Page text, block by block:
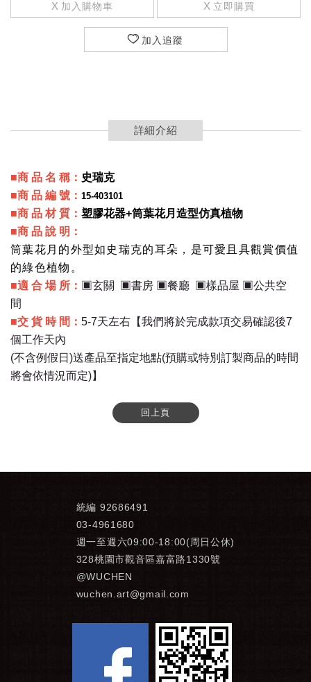
加入購物車 立即購買
加入追蹤
詳細介紹
■商 品 名 稱 ： 史瑞克
■商 品 編 號 ： 15-403101
■商 品 材 質 ： 塑膠花器+筒葉花月造型仿真植物
■商 品 說 明 ：
筒葉花月的外型如史瑞克的耳朵，是可愛且具觀賞價值
的綠色植物。
■適 合 場 所 ： ▣玄關 ▣書房 ▣餐廳 ▣樣品屋 ▣公共空
間
■交 貨 時 間 ： 5-7天左右【我們將於完成款項交易確認後7
個工作天內
(不含例假日)送產品至指定地點(預購或特別訂製商品的時間
將會依情況而定)】
回上頁
統編 92686491
03-4961680
週一至週六09:00-18:00(周日公休)
328桃園市觀音區嘉富路1330號
@WUCHEN
wuchen.art@gmail.com